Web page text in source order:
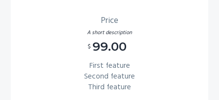
Price
A short description
$ 99.00
First feature
Second feature
Third feature